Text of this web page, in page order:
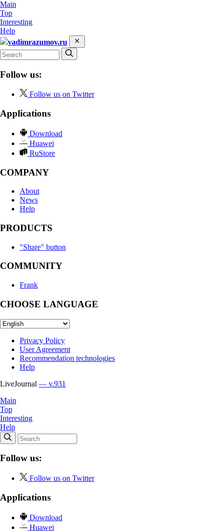
Main
Top
Interesting
Help
vadimrazumov.ru
Follow us:
Follow us on Twitter
Applications
Download
Huawei
RuStore
COMPANY
About
News
Help
PRODUCTS
"Share" button
COMMUNITY
Frank
CHOOSE LANGUAGE
Privacy Policy
User Agreement
Recommendation technologies
Help
LiveJournal — v.931
Main
Top
Interesting
Help
Follow us:
Follow us on Twitter
Applications
Download
Huawei